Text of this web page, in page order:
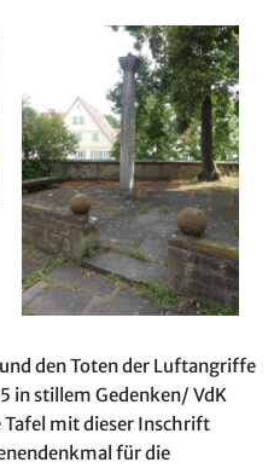
den Toten der Luftangriffe
in stillem Gedenken/ VdK
mit dieser Inschrift
für die